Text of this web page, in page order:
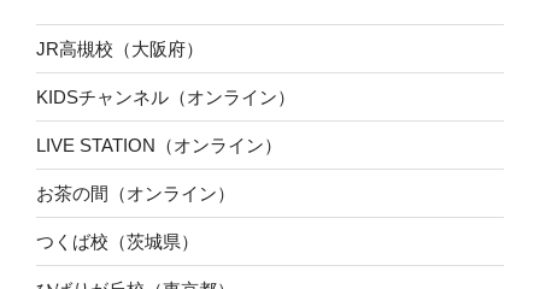
JR高槻校（大阪府）
KIDSチャンネル（オンライン）
LIVE STATION（オンライン）
お茶の間（オンライン）
つくば校（茨城県）